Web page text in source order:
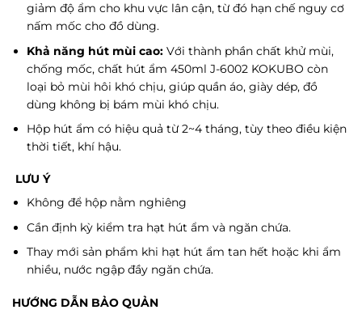
giảm độ ẩm cho khu vực lân cận, từ đó hạn chế nguy cơ
nấm mốc cho đồ dùng.
Khả năng hút mùi cao:Với thành phần chất khử mùi,
chống mốc, chất hút ẩm 450ml J-6002 KOKUBO còn
loại bỏ mùi hôi khó chịu, giúp quần áo, giày dép, đồ
dùng không bị bám mùi khó chịu.
Hộp hút ẩm có hiệu quả từ 2~4 tháng, tùy theo điều kiện
thời tiết, khí hậu.
LƯU Ý
Không để hộp nằm nghiêng
Cần định kỳ kiểm tra hạt hút ẩm và ngăn chứa.
Thay mới sản phẩm khi hạt hút ẩm tan hết hoặc khi ẩm
nhiều, nước ngập đầy ngăn chứa.
HƯỚNG DẪN BẢO QUẢN